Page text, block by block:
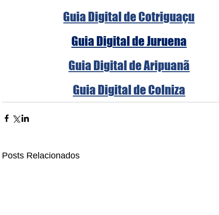
Guia Digital de Cotriguaçu
Guia Digital de Juruena
Guia Digital de Aripuanã
Guia Digital de Colniza
Posts Relacionados